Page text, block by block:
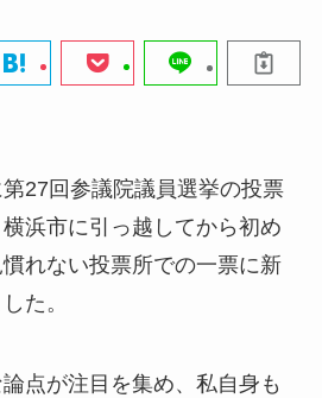
27回参議院議員選挙の投票
浜市に引っ越してから初め
れない投票所での一票に新
た。
点が注目を集め、私自身も